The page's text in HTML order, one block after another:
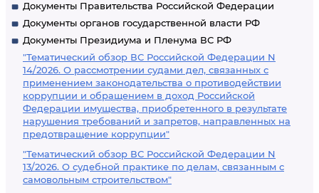
Документы Правительства Российской Федерации
Документы органов государственной власти РФ
Документы Президиума и Пленума ВС РФ
"Тематический обзор ВС Российской Федерации N
14/2026. О рассмотрении судами дел, связанных с
применением законодательства о противодействии
коррупции и обращением в доход Российской
Федерации имущества, приобретенного в результате
нарушения требований и запретов, направленных на
предотвращение коррупции"
"Тематический обзор ВС Российской Федерации N
13/2026. О судебной практике по делам, связанным с
самовольным строительством"